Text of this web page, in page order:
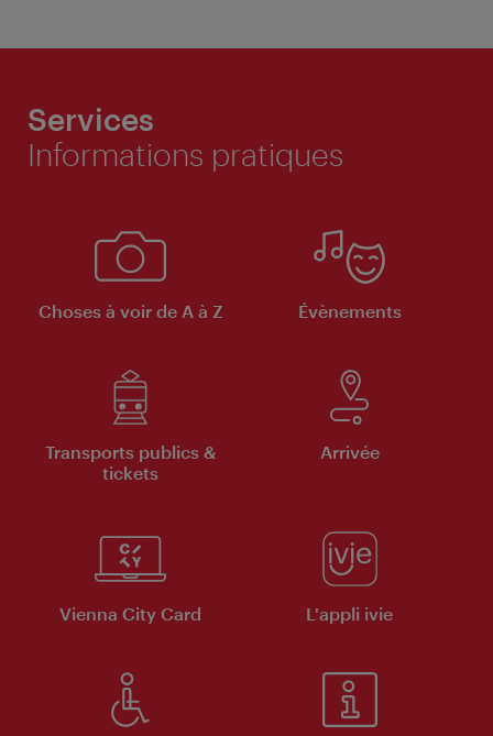
Services
Informations pratiques
Choses à voir de A à Z Évènements
Transports publics &
tickets
Arrivée
Vienna City Card L'appli ivie